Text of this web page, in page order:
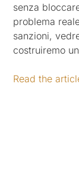
senza
problema
sanzioni,
costruiremo
Read the